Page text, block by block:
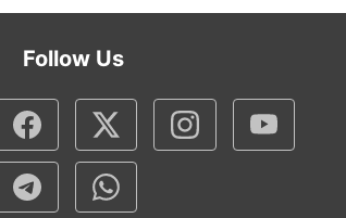
Follow Us